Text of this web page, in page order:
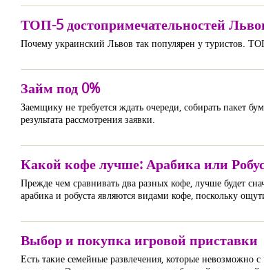
ТОП-5 достопримечательностей
Почему украинский Львов так популярен у туристов.
Займ под 0%
Заемщику не требуется ждать очереди, собирать пакет
результата рассмотрения заявки.
Какой кофе лучше: Арабика или
Прежде чем сравнивать два разных кофе, лучше будет
арабика и робуста являются видами кофе, поскольку
Выбор и покупка игровой приставки
Есть такие семейные развлечения, которые невозможно